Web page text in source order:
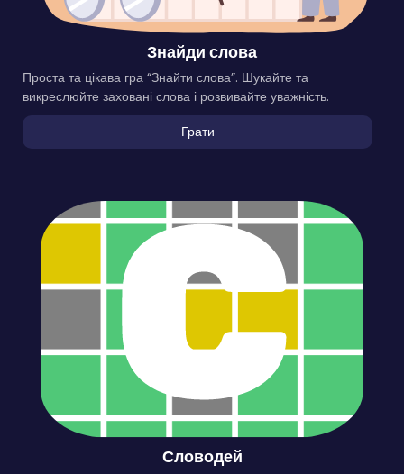
Знайди слова
Проста та цікава гра “Знайти слова”. Шукайте та
викреслюйте заховані слова і розвивайте уважність.
Грати
Словодей